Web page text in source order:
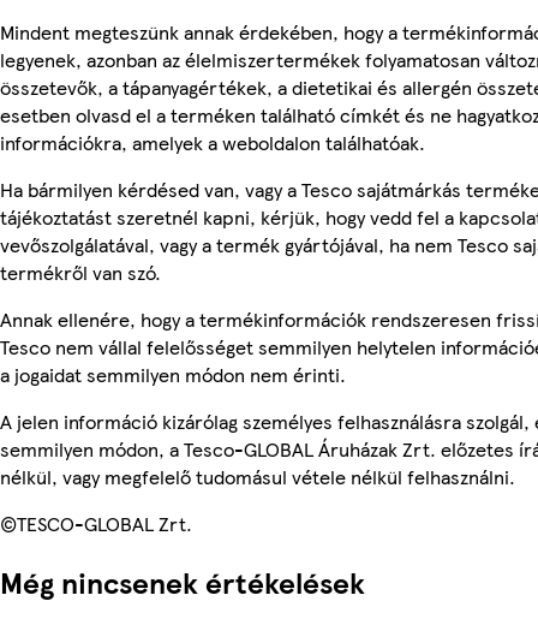
Mindent megteszünk annak érdekében, hogy a
legyenek, azonban az élelmiszertermékek folyamatosan
összetevők, a tápanyagértékek, a dietetikai és allergén
esetben olvasd el a terméken található címkét és ne
információkra, amelyek a weboldalon találhatóak.
Ha bármilyen kérdésed van, vagy a Tesco sajátmárkás
tájékoztatást szeretnél kapni, kérjük, hogy vedd fel a
vevőszolgálatával, vagy a termék gyártójával, ha nem Tesco
termékről van szó.
Annak ellenére, hogy a termékinformációk rendszeresen
Tesco nem vállal felelősséget semmilyen helytelen
a jogaidat semmilyen módon nem érinti.
A jelen információ kizárólag személyes felhasználásra
semmilyen módon, a Tesco-GLOBAL Áruházak Zrt. előzetes
nélkül, vagy megfelelő tudomásul vétele nélkül felhasználni.
©TESCO-GLOBAL Zrt.
Még nincsenek értékelések